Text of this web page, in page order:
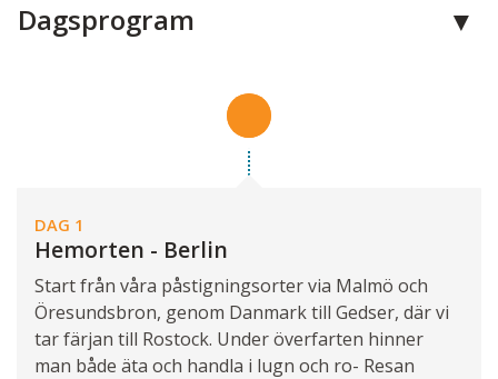
Dagsprogram
DAG 1
Hemorten - Berlin
Start från våra påstigningsorter via Malmö och
Öresundsbron, genom Danmark till Gedser, där vi
tar färjan till Rostock. Under överfarten hinner
man både äta och handla i lugn och ro- Resan